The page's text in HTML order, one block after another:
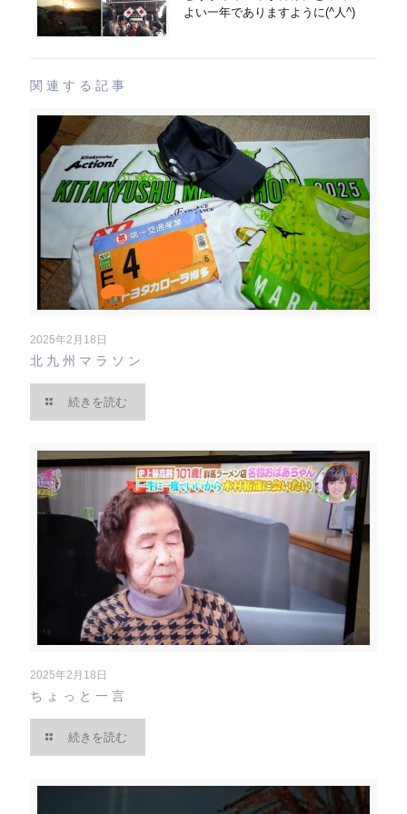
よい一年でありますように(^人^)
関連する記事
2025年2月18日
北九州マラソン
続きを読む
2025年2月18日
ちょっと一言
続きを読む